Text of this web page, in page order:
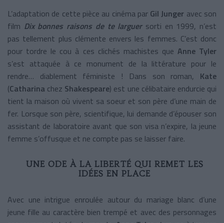
L’adaptation de cette pièce au cinéma par Gil Junger avec son
film Dix bonnes raisons de te larguer sorti en 1999, n’est
pas tellement plus clémente envers les femmes. C’est donc
pour tordre le cou à ces clichés machistes que Anne Tyler
s’est attaquée à ce monument de la littérature pour le
rendre… diablement féministe ! Dans son roman, Kate
(Catharina chez Shakespeare) est une célibataire endurcie qui
tient la maison où vivent sa soeur et son père d’une main de
fer. Lorsque son père, scientifique, lui demande d’épouser son
assistant de laboratoire avant que son visa n’expire, la jeune
femme s’offusque et ne compte pas se laisser faire.
UNE ODE À LA LIBERTÉ QUI REMET LES
IDÉES EN PLACE
Avec une intrigue enroulée autour du mariage blanc d’une
jeune fille au caractère bien trempé et avec des personnages